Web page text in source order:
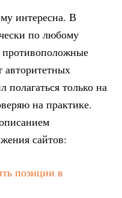
интересна. В
по любому
авторитетных
только на
на практике.
сайтов:
позиции в